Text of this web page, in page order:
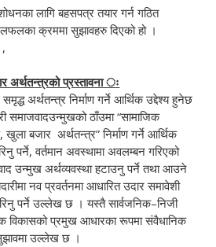
लागि बहसपत्र तयार गर्न गठित
क्रममा सुझावहरु दिएको हो ।
अर्थतन्त्रको प्रस्तावना ः
अर्थतन्त्र निर्माण गर्ने आर्थिक उद्देश्य हुनेछ
समाजवादउन्मुखको ठाँउमा “सामाजिक
खुला बजार अर्थतन्त्र” निर्माण गर्ने आर्थिक
पर्ने, वर्तमान अवस्थामा अवलम्बन गरिएको
उन्मुख अर्थव्यवस्था हटाउनु पर्ने तथा आउने
नव प्रवर्तनमा आधारित उदार समावेशी
पर्ने उल्लेख छ । यस्तै सार्वजनिक–निजी
विकासको प्रमुख आधारका रूपमा संवैधानिक
उल्लेख छ ।